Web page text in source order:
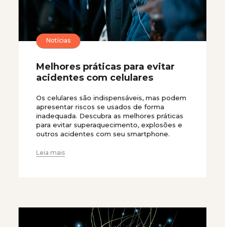
Notícias
Melhores práticas para evitar
acidentes com celulares
Os celulares são indispensáveis, mas podem
apresentar riscos se usados de forma
inadequada. Descubra as melhores práticas
para evitar superaquecimento, explosões e
outros acidentes com seu smartphone.
Leia mais